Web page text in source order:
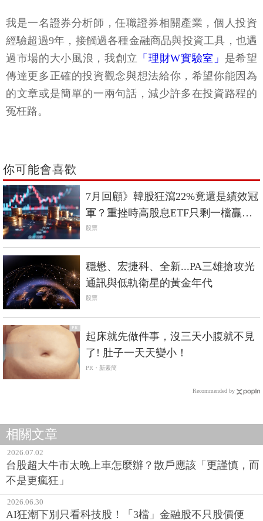
我是一名證券分析師，任職證券相關產業，個人投資
經驗超過9年，接觸過各種金融商品與投資工具，也遇
過市場的大小風浪，我創立 「理財W實驗室」 是希望
傳達更多正確的投資觀念與想法給你，希望你能因為
的文章或是簡單的一兩句話，減少許多在投資路程的
冤枉路。
你可能會喜歡
7月回顧》韓股狂瀉22%竟還是績效冠
軍？重挫時高股息ETF只剩一檔贏過
0050
股票
穩懋、宏捷科、全新...PA三雄搶攻光
通訊與低軌衛星的黃金年代
股票
PR
起床就先做件事，沒三天小腹就不見
了! 肚子一天天變小！
PR・新素簡
Recommended by
相關文章
2026.07.02
台股超大牛市太晚上車怎麼辦？散戶應該「更謹慎，而
不是更瘋狂」
2026.06.30
AI狂潮下別只看科技股！「3檔」金融股不只股價便